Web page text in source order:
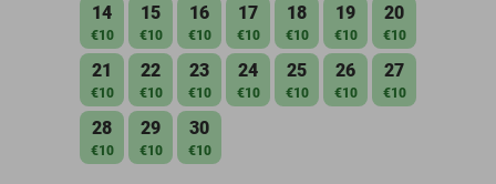
14
€10
15
€10
16
€10
17
€10
18
€10
19
€10
20
€10
21
€10
22
€10
23
€10
24
€10
25
€10
26
€10
27
€10
28
€10
29
€10
30
€10